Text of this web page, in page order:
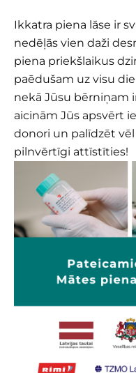
Ikkatra piena lāse ir
nedēļās vien daži
piena priekšlaikus
paēdušam uz visu
nekā Jūsu bērniņam
aicinām Jūs apsvērt
donori un palīdzēt
pilnvērtīgi attīstīties!